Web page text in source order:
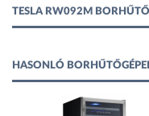
TESLA RW092M
HASONLÓ